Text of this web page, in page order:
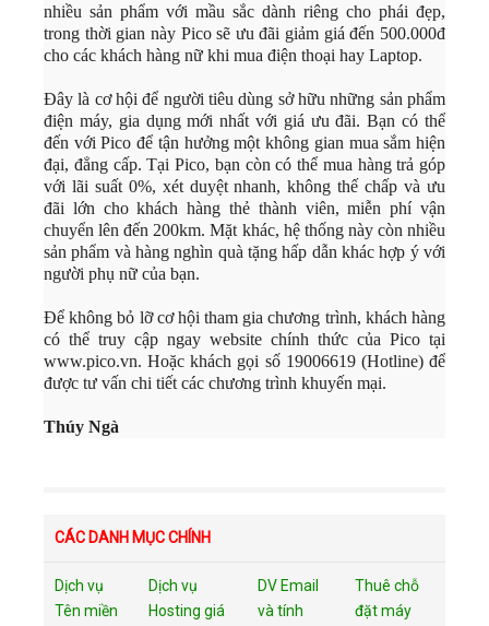
nhiều sản phẩm với mầu sắc dành riêng cho phái đẹp,
trong thời gian này Pico sẽ ưu đãi giảm giá đến 500.000đ
cho các khách hàng nữ khi mua điện thoại hay Laptop.
Đây là cơ hội để người tiêu dùng sở hữu những sản phẩm
điện máy, gia dụng mới nhất với giá ưu đãi. Bạn có thể
đến với Pico để tận hưởng một không gian mua sắm hiện
đại, đẳng cấp. Tại Pico, bạn còn có thể mua hàng trả góp
với lãi suất 0%, xét duyệt nhanh, không thế chấp và ưu
đãi lớn cho khách hàng thẻ thành viên, miễn phí vận
chuyển lên đến 200km. Mặt khác, hệ thống này còn nhiều
sản phẩm và hàng nghìn quà tặng hấp dẫn khác hợp ý với
người phụ nữ của bạn.
Để không bỏ lỡ cơ hội tham gia chương trình, khách hàng
có thể truy cập ngay website chính thức của Pico tại
www.pico.vn. Hoặc khách gọi số 19006619 (Hotline) để
được tư vấn chi tiết các chương trình khuyến mại.
Thúy Ngà
CÁC DANH MỤC CHÍNH
Dịch vụ
Tên miền
Dịch vụ
Hosting giá
DV Email
và tính
Thuê chỗ
đặt máy